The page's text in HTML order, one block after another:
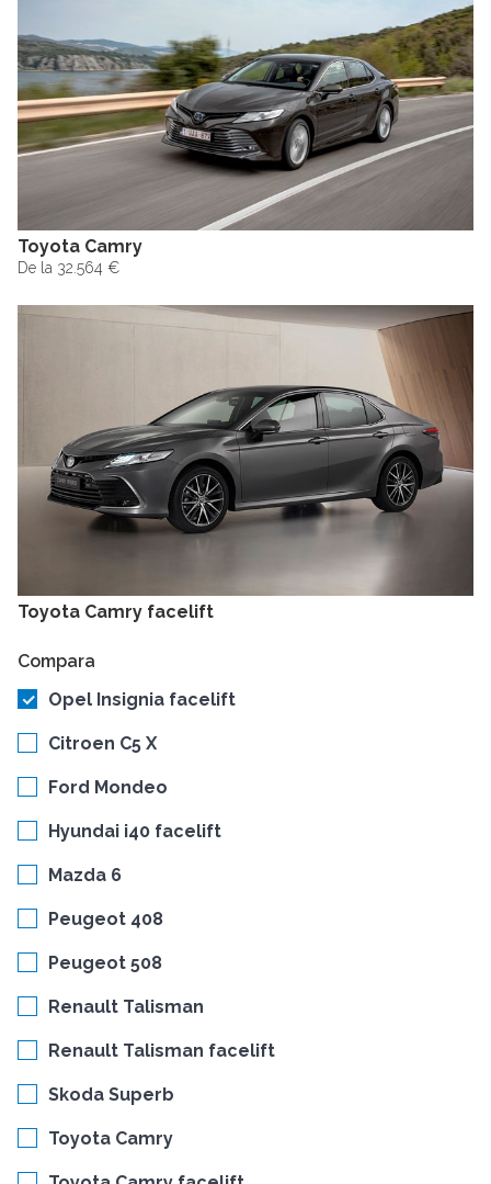
Toyota Camry
De la 32.564 €
Toyota Camry facelift
Compara
Opel Insignia facelift
Citroen C5 X
Ford Mondeo
Hyundai i40 facelift
Mazda 6
Peugeot 408
Peugeot 508
Renault Talisman
Renault Talisman facelift
Skoda Superb
Toyota Camry